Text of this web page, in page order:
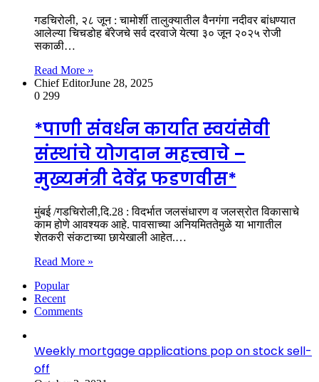
गडचिरोली, २८ जून : चामोर्शी तालुक्यातील वैनगंगा नदीवर बांधण्यात
आलेल्या चिचडोह बॅरेजचे सर्व दरवाजे येत्या ३० जून २०२५ रोजी
सकाळी…
Read More »
Chief EditorJune 28, 2025
0 299
*पाणी संवर्धन कार्यात स्वयंसेवी
संस्थांचे योगदान महत्त्वाचे –
मुख्यमंत्री देवेंद्र फडणवीस*
मुंबई /गडचिरोली,दि.28 : विदर्भात जलसंधारण व जलस्रोत विकासाचे
काम होणे आवश्यक आहे. पावसाच्या अनियमिततेमुळे या भागातील
शेतकरी संकटाच्या छायेखाली आहेत.…
Read More »
Popular
Recent
Comments
Weekly mortgage applications pop on stock sell-
off